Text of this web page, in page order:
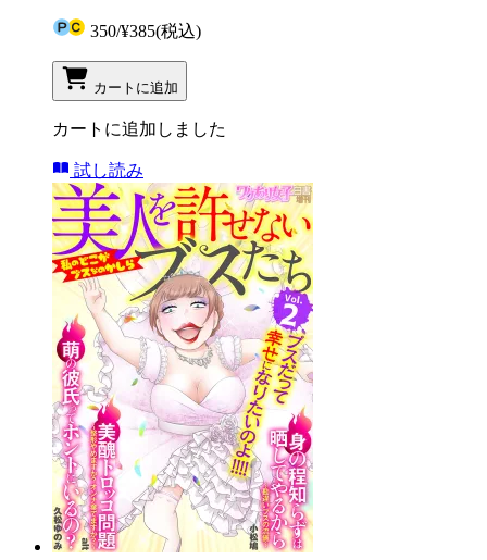
350/¥385(税込)
カートに追加
カートに追加しました
試し読み